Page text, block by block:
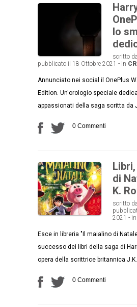
lo
scritto
pubblicato il 18 Ottobre 2021 - in
Annunciato nei social il OnePlus
Edition. Un'orologio speciale
appassionati della saga scritta da
0 Commenti
di
K.
scritto
2021 - in
Esce in libreria "Il maialino di
successo dei libri della saga di
opera della scrittrice britannica J.K.
0 Commenti